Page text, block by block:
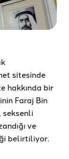
sitesinde
hakkında bir
Faraj Bin
seksenli
ve
belirtiliyor.